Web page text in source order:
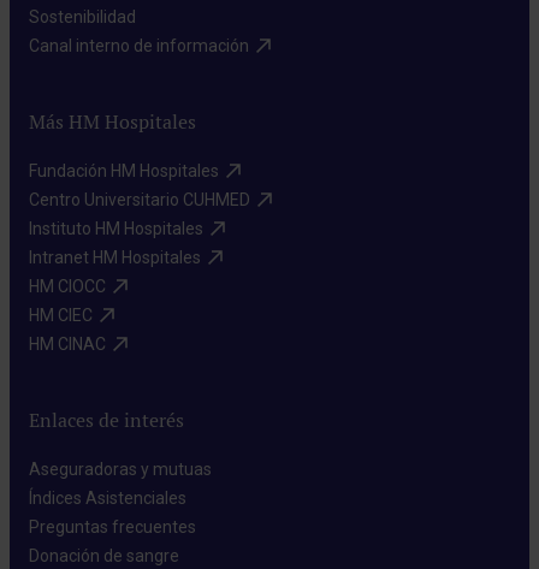
Sostenibilidad​
Canal interno de información​
Más HM Hospitales
Fundación HM Hospitales​
Centro Universitario CUHMED​
Instituto HM Hospitales​
Intranet HM Hospitales​
HM CIOCC​
HM CIEC​
HM CINAC​
Enlaces de interés
Aseguradoras y mutuas​
Índices Asistenciales​
Preguntas frecuentes​
Donación de sangre​